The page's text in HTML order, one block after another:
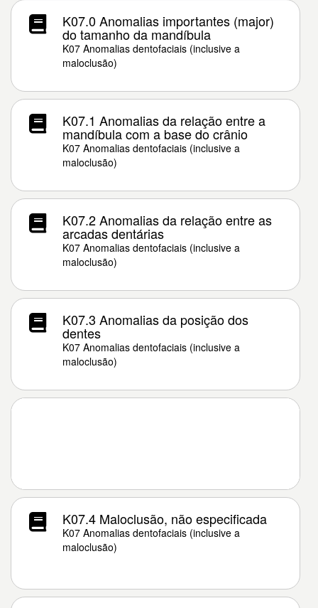
K07.0 Anomalias importantes (major)
do tamanho da mandíbula
K07 Anomalias dentofaciais (inclusive a
maloclusão)
K07.1 Anomalias da relação entre a
mandíbula com a base do crânio
K07 Anomalias dentofaciais (inclusive a
maloclusão)
K07.2 Anomalias da relação entre as
arcadas dentárias
K07 Anomalias dentofaciais (inclusive a
maloclusão)
K07.3 Anomalias da posição dos
dentes
K07 Anomalias dentofaciais (inclusive a
maloclusão)
K07.4 Maloclusão, não especificada
K07 Anomalias dentofaciais (inclusive a
maloclusão)